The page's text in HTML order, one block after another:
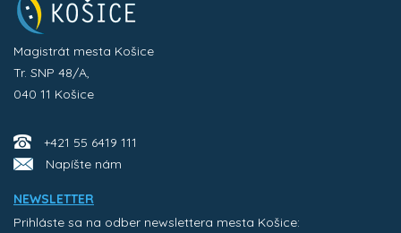
Magistrát mesta Košice
Tr. SNP 48/A,
040 11 Košice
+421 55 6419 111
Napíšte nám
NEWSLETTER
Prihláste sa na odber newslettera mesta Košice: